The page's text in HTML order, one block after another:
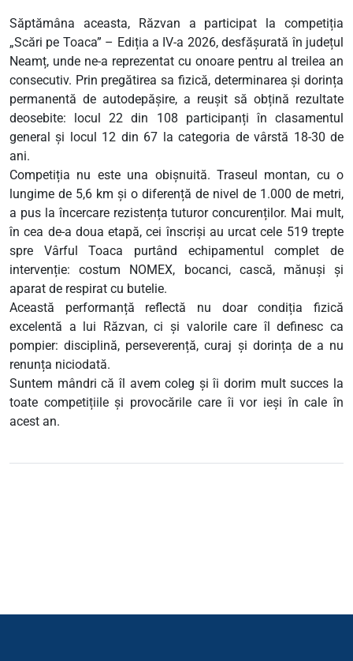
Săptămâna aceasta, Răzvan a participat la competiția
„Scări pe Toaca” – Ediția a IV-a 2026, desfășurată în județul
Neamț, unde ne-a reprezentat cu onoare pentru al treilea an
consecutiv. Prin pregătirea sa fizică, determinarea și dorința
permanentă de autodepășire, a reușit să obțină rezultate
deosebite: locul 22 din 108 participanți în clasamentul
general și locul 12 din 67 la categoria de vârstă 18-30 de
ani.
Competiția nu este una obișnuită. Traseul montan, cu o
lungime de 5,6 km și o diferență de nivel de 1.000 de metri,
a pus la încercare rezistența tuturor concurenților. Mai mult,
în cea de-a doua etapă, cei înscriși au urcat cele 519 trepte
spre Vârful Toaca purtând echipamentul complet de
intervenție: costum NOMEX, bocanci, cască, mănuși și
aparat de respirat cu butelie.
Această performanță reflectă nu doar condiția fizică
excelentă a lui Răzvan, ci și valorile care îl definesc ca
pompier: disciplină, perseverență, curaj și dorința de a nu
renunța niciodată.
Suntem mândri că îl avem coleg și îi dorim mult succes la
toate competițiile și provocările care îi vor ieși în cale în
acest an.